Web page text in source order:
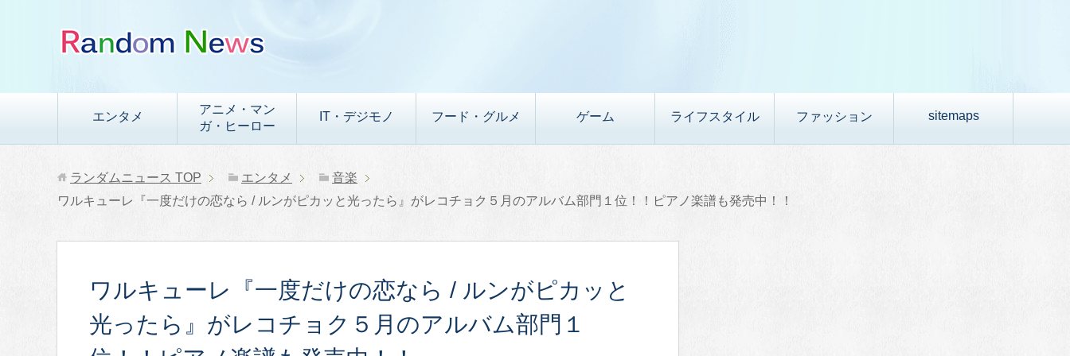
エンタメ
アニメ・マン
ガ・ヒーロー
IT・デジモノ フード・グルメ ゲーム ライフスタイル ファッション sitemaps
ランダムニュース TOP エンタメ
音楽
ワルキューレ『一度だけの恋なら / ルンがピカッと光ったら』がレコチョク５月のアルバム部門１位！！ピアノ楽譜も発売中！！
ワルキューレ『一度だけの恋なら / ルンがピカッと
光ったら』がレコチョク５月のアルバム部門１